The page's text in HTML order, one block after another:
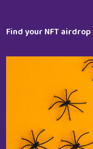
Find your NFT airdrop